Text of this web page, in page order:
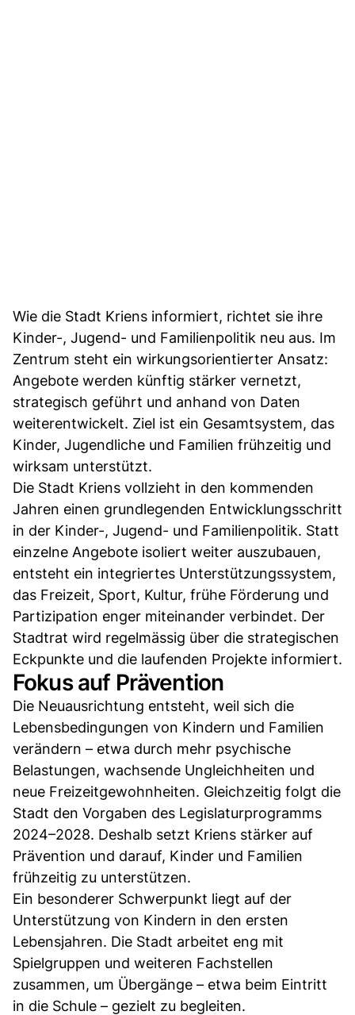
Wie die Stadt Kriens informiert, richtet sie ihre
Kinder-, Jugend- und Familienpolitik neu aus. Im
Zentrum steht ein wirkungsorientierter Ansatz:
Angebote werden künftig stärker vernetzt,
strategisch geführt und anhand von Daten
weiterentwickelt. Ziel ist ein Gesamtsystem, das
Kinder, Jugendliche und Familien frühzeitig und
wirksam unterstützt.
Die Stadt Kriens vollzieht in den kommenden
Jahren einen grundlegenden Entwicklungsschritt
in der Kinder-, Jugend- und Familienpolitik. Statt
einzelne Angebote isoliert weiter auszubauen,
entsteht ein integriertes Unterstützungssystem,
das Freizeit, Sport, Kultur, frühe Förderung und
Partizipation enger miteinander verbindet. Der
Stadtrat wird regelmässig über die strategischen
Eckpunkte und die laufenden Projekte informiert.
Fokus auf Prävention
Die Neuausrichtung entsteht, weil sich die
Lebensbedingungen von Kindern und Familien
verändern – etwa durch mehr psychische
Belastungen, wachsende Ungleichheiten und
neue Freizeitgewohnheiten. Gleichzeitig folgt die
Stadt den Vorgaben des Legislaturprogramms
2024–2028. Deshalb setzt Kriens stärker auf
Prävention und darauf, Kinder und Familien
frühzeitig zu unterstützen.
Ein besonderer Schwerpunkt liegt auf der
Unterstützung von Kindern in den ersten
Lebensjahren. Die Stadt arbeitet eng mit
Spielgruppen und weiteren Fachstellen
zusammen, um Übergänge – etwa beim Eintritt
in die Schule – gezielt zu begleiten.